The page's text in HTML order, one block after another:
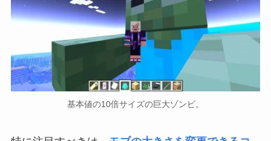
基本値の10倍サイズの巨大ゾンビ。